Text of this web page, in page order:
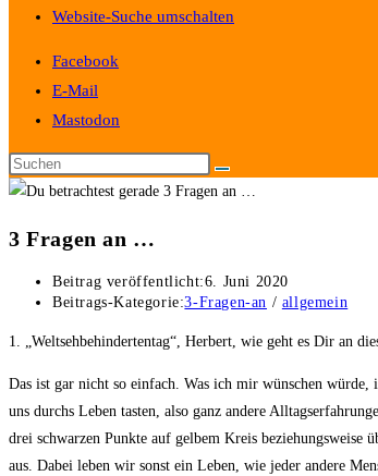
Website-Suche umschalten
Facebook
E-Mail
Mastodon
3 Fragen an …
Beitrag veröffentlicht:6. Juni 2020
Beitrags-Kategorie:3-Fragen-an / allgemein
1. „Weltsehbehindertentag“, Herbert, wie geht es Dir an
Das ist gar nicht so einfach. Was ich mir wünschen
uns durchs Leben tasten, also ganz andere
drei schwarzen Punkte auf gelbem Kreis beziehungsweise
aus. Dabei leben wir sonst ein Leben, wie jeder andere